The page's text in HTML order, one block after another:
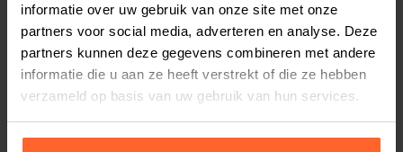
informatie over uw gebruik van onze site met onze
partners voor social media, adverteren en analyse. Deze
partners kunnen deze gegevens combineren met andere
informatie die u aan ze heeft verstrekt of die ze hebben
verzameld op basis van uw gebruik van hun services.
imitatiebont
- Catnip kussentje
- Heeft op de meeste katten een euforische
werking
Afmeting: 20 x 7 x 7 cm
2 weken
4 weken
6 weken
Elke
8 weken
Elke
10 weken
Elke
12 weken